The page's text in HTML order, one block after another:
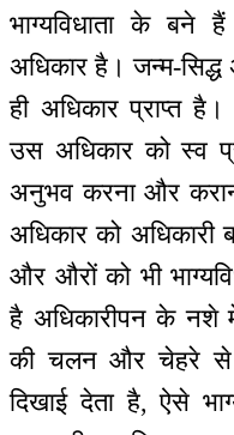
भाग्यविधाता के बने
अधिकार है। जन्म-
ही अधिकार प्राप्त
उस अधिकार को स्व
अनुभव करना और
अधिकार को
और औरों को भी
है अधिकारीपन के नशे
की चलन और चेहरे से
दिखाई देता है, ऐसे